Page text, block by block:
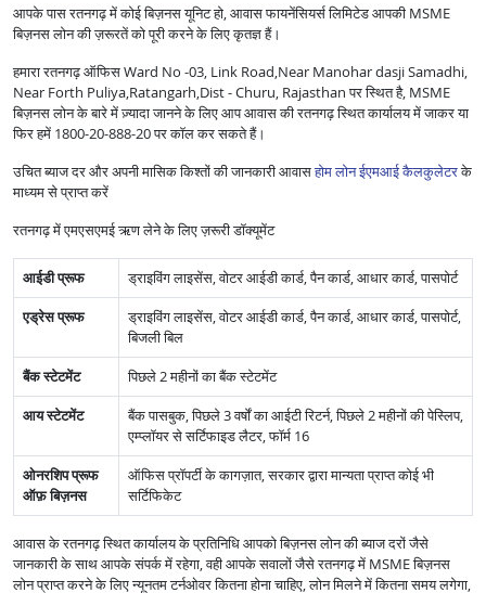
आपके पास रतनगढ़ में कोई बिज़नस यूनिट हो, आवास फायनेंसियर्स लिमिटेड आपकी MSME
बिज़नस लोन की ज़रूरतें को पूरी करने के लिए कृतज्ञ हैं।
हमारा रतनगढ़ ऑफिस Ward No -03, Link Road,Near Manohar dasji Samadhi,
Near Forth Puliya,Ratangarh,Dist - Churu, Rajasthan पर स्थित है, MSME
बिज़नस लोन के बारे में ज़्यादा जानने के लिए आप आवास की रतनगढ़ स्थित कार्यालय में जाकर या
फिर हमें 1800-20-888-20 पर कॉल कर सकते हैं।
उचित ब्याज दर और अपनी मासिक किश्तों की जानकारी आवासहोम लोन ईएमआई कैलकुलेटरके
माध्यम से प्राप्त करें
रतनगढ़ में एमएसएमई ऋण लेने के लिए ज़रूरी डॉक्यूमेंट
आईडी प्रूफ
ड्राइविंग लाइसेंस, वोटर आईडी कार्ड, पैन कार्ड, आधार कार्ड, पासपोर्ट
एड्रेस प्रूफ
ड्राइविंग लाइसेंस, वोटर आईडी कार्ड, पैन कार्ड, आधार कार्ड, पासपोर्ट,
बिजली बिल
बैंक स्टेटमेंट
पिछले 2 महीनों का बैंक स्टेटमेंट
आय स्टेटमेंट
बैंक पासबुक, पिछले 3 वर्षों का आईटी रिटर्न, पिछले 2 महीनों की पेस्लिप,
एम्प्लॉयर से सर्टिफाइड लैटर, फॉर्म 16
ओनरशिप प्रूफ
ऑफ़ बिज़नस
ऑफिस प्रॉपर्टी के कागज़ात, सरकार द्वारा मान्यता प्राप्त कोई भी
सर्टिफिकेट
आवास के रतनगढ़ स्थित कार्यालय के प्रतिनिधि आपको बिज़नस लोन की ब्याज दरों जैसे
जानकारी के साथ आपके संपर्क में रहेगा, वही आपके सवालों जैसे रतनगढ़ में MSME बिज़नस
लोन प्राप्त करने के लिए न्यूनतम टर्नओवर कितना होना चाहिए, लोन मिलने में कितना समय लगेगा,